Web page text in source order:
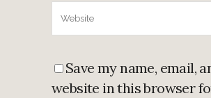
Save my name, email,
website in this browser